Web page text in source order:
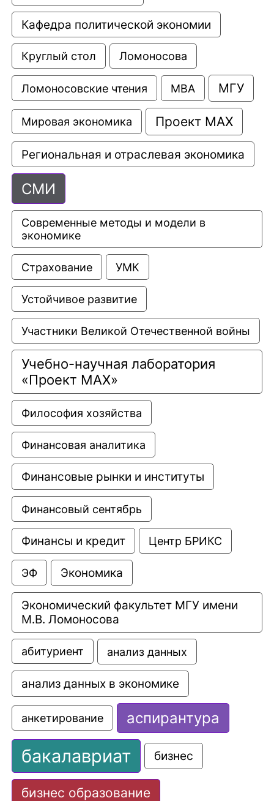
Кафедра политической экономии
Круглый стол Ломоносова
Ломоносовские чтения МВА МГУ
Мировая экономика Проект МАХ
Региональная и отраслевая экономика
СМИ
Современные методы и модели в
экономике
Страхование УМК
Устойчивое развитие
Участники Великой Отечественной войны
Учебно-научная лаборатория
«Проект МАХ»
Философия хозяйства
Финансовая аналитика
Финансовые рынки и институты
Финансовый сентябрь
Финансы и кредит Центр БРИКС
ЭФ Экономика
Экономический факультет МГУ имени
М.В. Ломоносова
абитуриент анализ данных
анализ данных в экономике
анкетирование аспирантура
бакалавриат бизнес
бизнес образование